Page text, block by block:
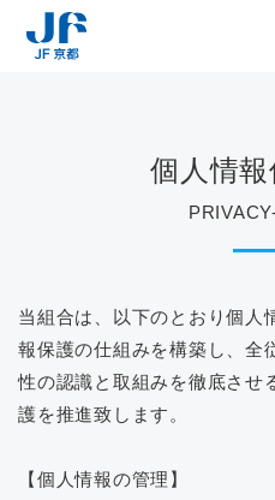
個人情
当組合は、以下のとおり個人
報保護の仕組みを構築し、全
性の認識と取組みを徹底させ
護を推進致します。
【個人情報の管理】